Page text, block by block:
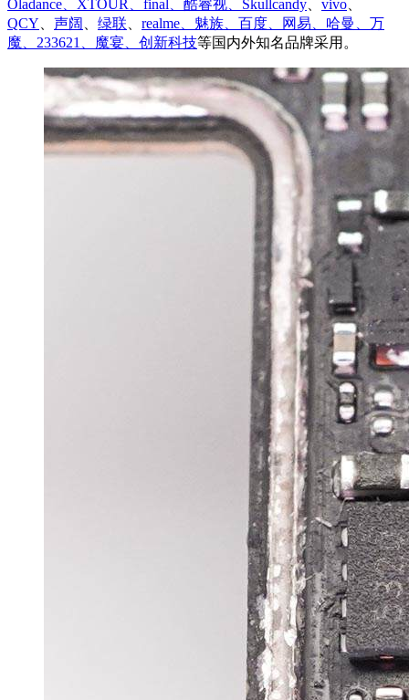
Oladance、XTOUR、final、酷睿视、Skullcandy vivo
QCY
声阔 绿联 realme、魅族、百度、网易、哈曼、 万
魔、233621、魔宴、创新科技等国内外知名品牌采用。